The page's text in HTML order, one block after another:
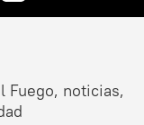
Fuego, noticias,